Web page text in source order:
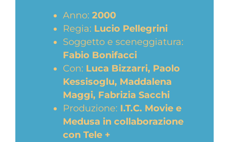
Anno: 2000
Regia: Lucio Pellegrini
Soggetto e sceneggiatura:
Fabio Bonifacci
Con: Luca Bizzarri, Paolo
Kessisoglu, Maddalena
Maggi, Fabrizia Sacchi
Produzione: I.T.C. Movie e
Medusa in collaborazione
con Tele +